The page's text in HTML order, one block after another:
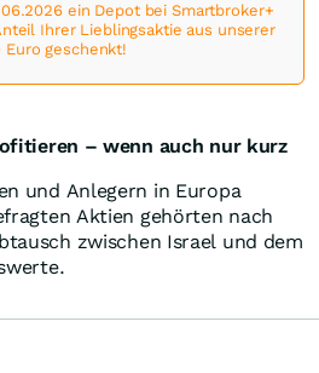
ein Depot bei Smartbroker+
Ihrer Lieblingsaktie aus unserer
geschenkt!
– wenn auch nur kurz
und Anlegern in Europa
Aktien gehörten nach
zwischen Israel und dem